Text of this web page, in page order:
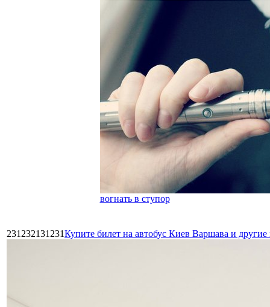
вогнать в ступор
231232131231Купите билет на автобус Киев Варшава и